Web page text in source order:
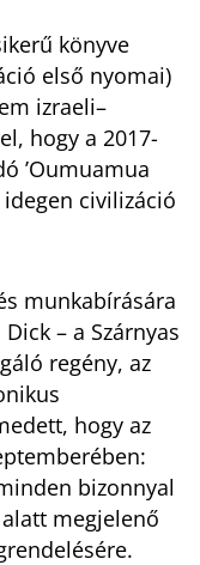
könyve
első nyomai)
izraeli–
hogy a 2017-
’Oumuamua
civilizáció
munkabírására
– a Szárnyas
regény, az
hogy az
bizonnyal
megjelenő